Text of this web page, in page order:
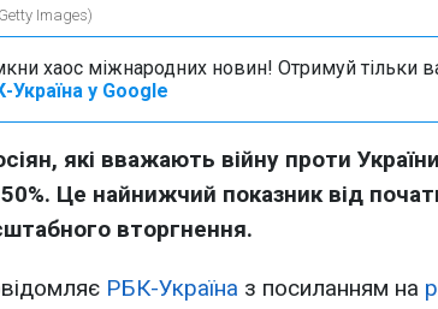
Images)
хаос міжнародних новин! Отримуй тільки
Україна у Google
які вважають війну проти
Це найнижчий показник від
вторгнення.
РБК-Україна з посиланням на